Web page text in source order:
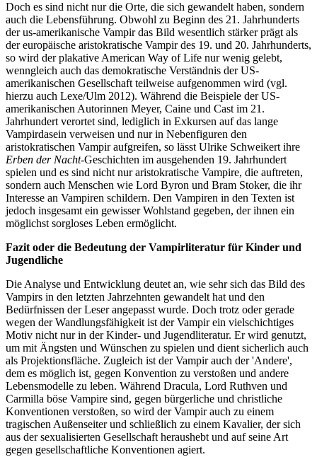
Doch es sind nicht nur die Orte, die sich gewandelt haben, sondern
auch die Lebensführung. Obwohl zu Beginn des 21. Jahrhunderts
der us-amerikanische Vampir das Bild wesentlich stärker prägt als
der europäische aristokratische Vampir des 19. und 20. Jahrhunderts,
so wird der plakative American Way of Life nur wenig gelebt,
wenngleich auch das demokratische Verständnis der US-
amerikanischen Gesellschaft teilweise aufgenommen wird (vgl.
hierzu auch Lexe/Ulm 2012). Während die Beispiele der US-
amerikanischen Autorinnen Meyer, Caine und Cast im 21.
Jahrhundert verortet sind, lediglich in Exkursen auf das lange
Vampirdasein verweisen und nur in Nebenfiguren den
aristokratischen Vampir aufgreifen, so lässt Ulrike Schweikert ihre
Erben der Nacht-Geschichten im ausgehenden 19. Jahrhundert
spielen und es sind nicht nur aristokratische Vampire, die auftreten,
sondern auch Menschen wie Lord Byron und Bram Stoker, die ihr
Interesse an Vampiren schildern. Den Vampiren in den Texten ist
jedoch insgesamt ein gewisser Wohlstand gegeben, der ihnen ein
möglichst sorgloses Leben ermöglicht.
Fazit oder die Bedeutung der Vampirliteratur für Kinder und
Jugendliche
Die Analyse und Entwicklung deutet an, wie sehr sich das Bild des
Vampirs in den letzten Jahrzehnten gewandelt hat und den
Bedürfnissen der Leser angepasst wurde. Doch trotz oder gerade
wegen der Wandlungsfähigkeit ist der Vampir ein vielschichtiges
Motiv nicht nur in der Kinder- und Jugendliteratur. Er wird genutzt,
um mit Ängsten und Wünschen zu spielen und dient sicherlich auch
als Projektionsfläche. Zugleich ist der Vampir auch der 'Andere',
dem es möglich ist, gegen Konvention zu verstoßen und andere
Lebensmodelle zu leben. Während Dracula, Lord Ruthven und
Carmilla böse Vampire sind, gegen bürgerliche und christliche
Konventionen verstoßen, so wird der Vampir auch zu einem
tragischen Außenseiter und schließlich zu einem Kavalier, der sich
aus der sexualisierten Gesellschaft heraushebt und auf seine Art
gegen gesellschaftliche Konventionen agiert.